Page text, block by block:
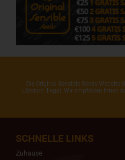
Die Original Sensible Seeds-
Ländern illegal. Wir empfehlen Ihnen
SCHNELLE LINKS
Zuhause